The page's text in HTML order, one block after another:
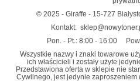
© 2025 - Giraffe - 15-727
Kontakt:
Pon. - Pt.: 8:00 - 16:00
Wszystkie nazwy i znaki towarowe
ich właścicieli i zostały użyte
Przedstawiona oferta w sklepie nie
Cywilnego, jest jedynie